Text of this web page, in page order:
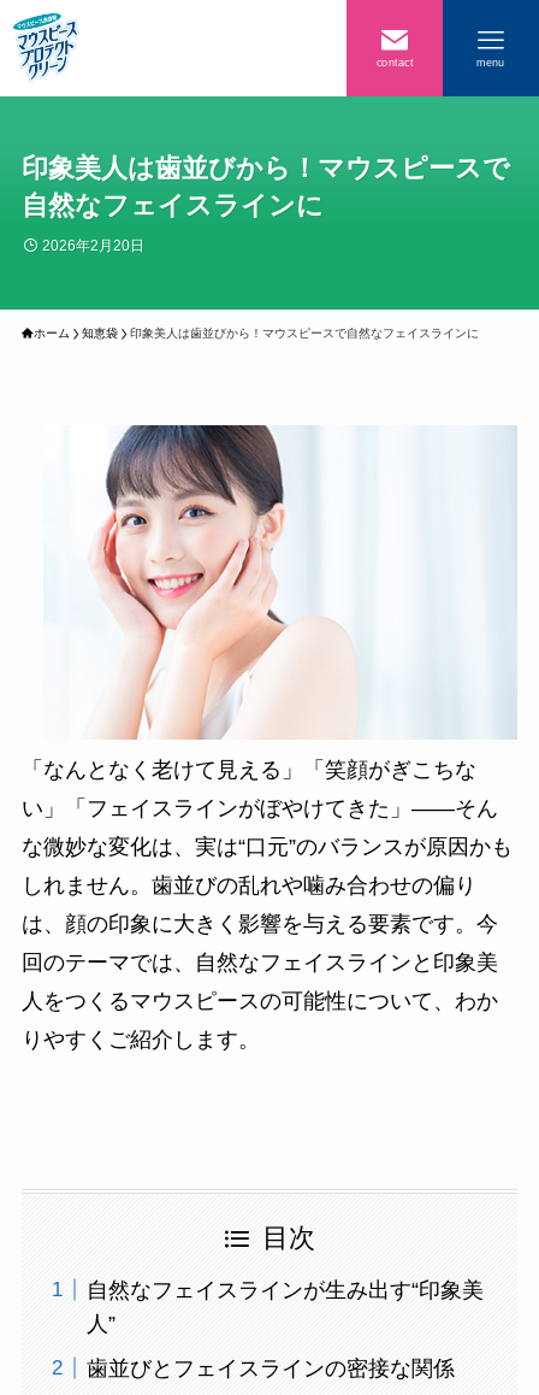
contact menu
印象美人は歯並びから！マウスピースで
自然なフェイスラインに
2026年2月20日
ホーム 知恵袋 印象美人は歯並びから！マウスピースで自然なフェイスラインに
「なんとなく老けて見える」「笑顔がぎこちな
い」「フェイスラインがぼやけてきた」――そん
な微妙な変化は、実は“口元”のバランスが原因かも
しれません。歯並びの乱れや噛み合わせの偏り
は、顔の印象に大きく影響を与える要素です。今
回のテーマでは、自然なフェイスラインと印象美
人をつくるマウスピースの可能性について、わか
りやすくご紹介します。
目次
自然なフェイスラインが生み出す“印象美
人”
歯並びとフェイスラインの密接な関係